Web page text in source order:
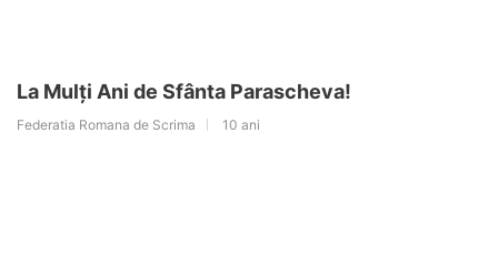
La Mulți Ani de Sfânta Parascheva!
Federatia Romana de Scrima 10 ani